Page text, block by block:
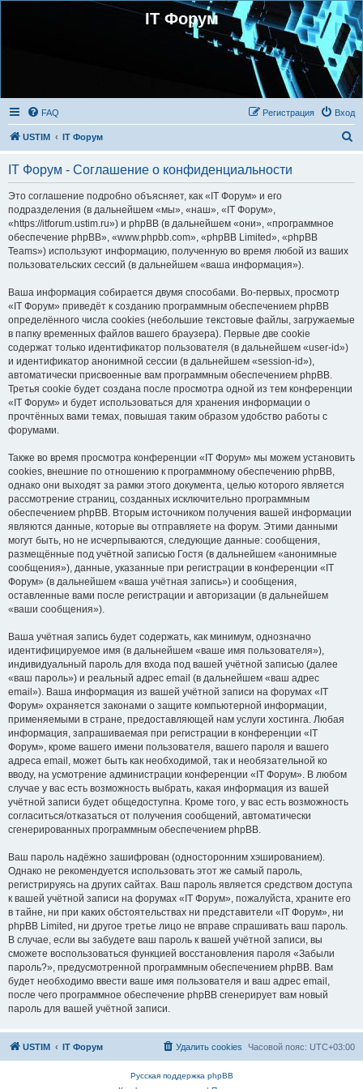
IT Форум
FAQ Вход
Регистрация
USTIM IT Форум
IT Форум - Соглашение о конфиденциальности
Это соглашение подробно объясняет, как «IT Форум» и его
подразделения (в дальнейшем «мы», «наш», «IT Форум»,
«https://itforum.ustim.ru») и phpBB (в дальнейшем «они», «программное
обеспечение phpBB», «www.phpbb.com», «phpBB Limited», «phpBB
Teams») используют информацию, полученную во время любой из ваших
пользовательских сессий (в дальнейшем «ваша информация»).
Ваша информация собирается двумя способами. Во-первых, просмотр
«IT Форум» приведёт к созданию программным обеспечением phpBB
определённого числа cookies (небольшие текстовые файлы, загружаемые
в папку временных файлов вашего браузера). Первые две cookie
содержат только идентификатор пользователя (в дальнейшем «user-id»)
и идентификатор анонимной сессии (в дальнейшем «session-id»),
автоматически присвоенные вам программным обеспечением phpBB.
Третья cookie будет создана после просмотра одной из тем конференции
«IT Форум» и будет использоваться для хранения информации о
прочтённых вами темах, повышая таким образом удобство работы с
форумами.
Также во время просмотра конференции «IT Форум» мы можем установить
cookies, внешние по отношению к программному обеспечению phpBB,
однако они выходят за рамки этого документа, целью которого является
рассмотрение страниц, созданных исключительно программным
обеспечением phpBB. Вторым источником получения вашей информации
являются данные, которые вы отправляете на форум. Этими данными
могут быть, но не исчерпываются, следующие данные: сообщения,
размещённые под учётной записью Гостя (в дальнейшем «анонимные
сообщения»), данные, указанные при регистрации в конференции «IT
Форум» (в дальнейшем «ваша учётная запись») и сообщения,
оставленные вами после регистрации и авторизации (в дальнейшем
«ваши сообщения»).
Ваша учётная запись будет содержать, как минимум, однозначно
идентифицируемое имя (в дальнейшем «ваше имя пользователя»),
индивидуальный пароль для входа под вашей учётной записью (далее
«ваш пароль») и реальный адрес email (в дальнейшем «ваш адрес
email»). Ваша информация из вашей учётной записи на форумах «IT
Форум» охраняется законами о защите компьютерной информации,
применяемыми в стране, предоставляющей нам услуги хостинга. Любая
информация, запрашиваемая при регистрации в конференции «IT
Форум», кроме вашего имени пользователя, вашего пароля и вашего
адреса email, может быть как необходимой, так и необязательной ко
вводу, на усмотрение администрации конференции «IT Форум». В любом
случае у вас есть возможность выбрать, какая информация из вашей
учётной записи будет общедоступна. Кроме того, у вас есть возможность
согласиться/отказаться от получения сообщений, автоматически
сгенерированных программным обеспечением phpBB.
Ваш пароль надёжно зашифрован (односторонним хэшированием).
Однако не рекомендуется использовать этот же самый пароль,
регистрируясь на других сайтах. Ваш пароль является средством доступа
к вашей учётной записи на форумах «IT Форум», пожалуйста, храните его
в тайне, ни при каких обстоятельствах ни представители «IT Форум», ни
phpBB Limited, ни другое третье лицо не вправе спрашивать ваш пароль.
В случае, если вы забудете ваш пароль к вашей учётной записи, вы
сможете воспользоваться функцией восстановления пароля «Забыли
пароль?», предусмотренной программным обеспечением phpBB. Вам
будет необходимо ввести ваше имя пользователя и ваш адрес email,
после чего программное обеспечение phpBB сгенерирует вам новый
пароль для вашей учётной записи.
USTIM IT Форум Часовой пояс: UTC+03:00
Удалить cookies
Русская поддержка phpBB